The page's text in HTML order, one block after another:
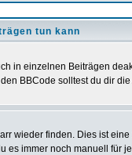
tun kann
in einzelnen Beiträgen
BBCode solltest du dir
wieder finden. Dies ist eine
immer noch manuell